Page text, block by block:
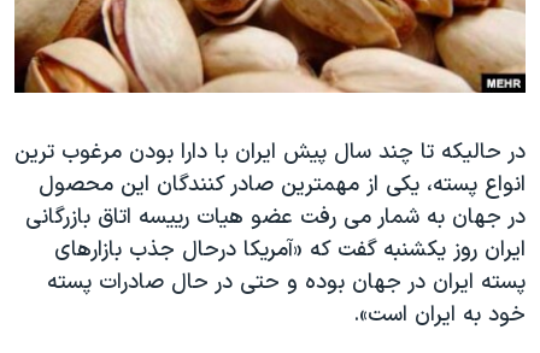
فرهنگ و زندگی
حقوق شهروندی
علم و فناوری
اسرائیل در جنگ
گالری عکس
آرشیو پخش زنده
مستندها
انتخابات ریاست جمهوری آمریکا ۲۰۲۴
رمز مهسا
ورزش زنان در ایران
اعتراضات زن، زندگی، آزادی
مجموعه مستندهای دادخواهی
تریبونال مردمی آبان ۹۸
دنبال کنید
زبانهای مختلف
در حالیکه تا چند سال پیش ایران با دارا بودن مرغوب ترین
انواع پسته، یکی از مهمترین صادر کنندگان این محصول
در جهان به شمار می رفت عضو هیات رییسه اتاق بازرگانی
ایران روز یکشنبه گفت که «آمریکا درحال جذب بازار‌های
پسته ایران در جهان بوده و حتی در حال صادرات پسته
خود به ایران است».